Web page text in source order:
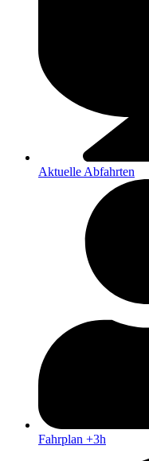
Aktuelle Abfahrten
Fahrplan +3h